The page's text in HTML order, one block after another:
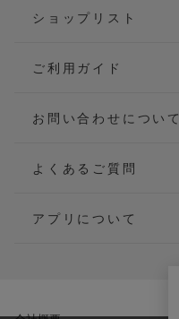
ショップリスト
ご利用ガイド
お問い合わせについて
よくあるご質問
アプリについて